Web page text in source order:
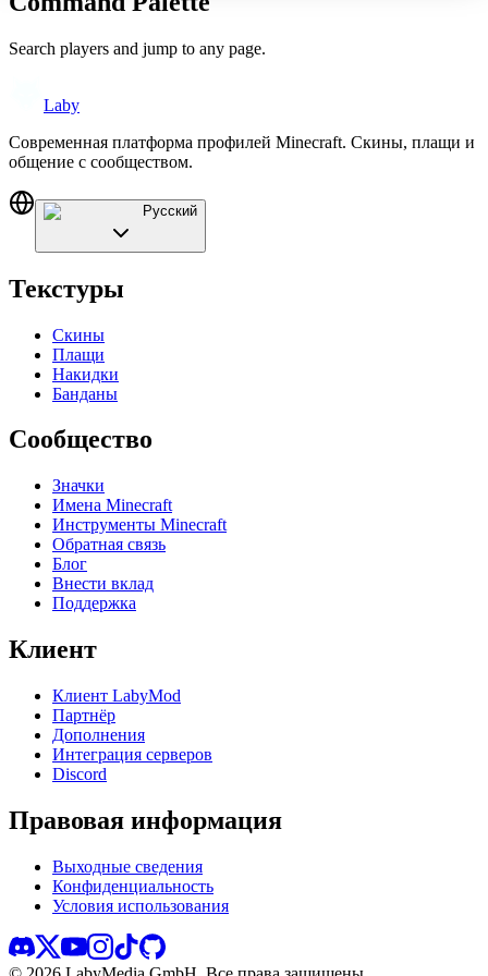
Search players and jump to any page.
Laby
Современная платформа профилей Minecraft. Скины, плащи и
общение с сообществом.
Русский
Текстуры
Скины
Плащи
Накидки
Банданы
Сообщество
Значки
Имена Minecraft
Инструменты Minecraft
Обратная связь
Блог
Внести вклад
Поддержка
Клиент
Клиент LabyMod
Партнёр
Дополнения
Интеграция серверов
Discord
Правовая информация
Выходные сведения
Конфиденциальность
Условия использования